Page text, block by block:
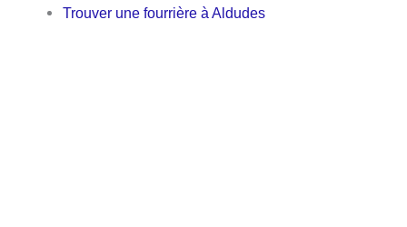
Trouver une fourrière à Aldudes